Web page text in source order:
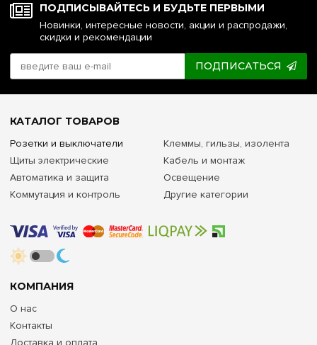
ПОДПИСЫВАЙТЕСЬ И БУДЬТЕ ПЕРВЫМИ
Новинки, интересные новости, акции и распродажи,
скидки и рекомендации
ПОДПИСАТЬСЯ
КОМПАНИЯ
О нас
Контакты
Доставка и оплата
КАТАЛОГ ТОВАРОВ
Розетки и выключатели
Щиты электрические
Автоматика и защита
Коммутация и контроль
Клеммы, гильзы, изолента
Кабель и монтаж
Освещение
Другие категории